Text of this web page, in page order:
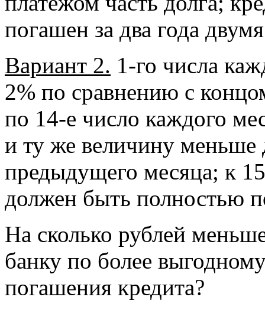
погашен за два года
Вариант 2. 1-го числа
2% по сравнению с
по 14-е число каждого
и ту же величину меньше
предыдущего месяца; к
должен быть полностью
На сколько рублей
банку по более
погашения кредита?